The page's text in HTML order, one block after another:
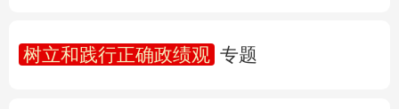
树立和践行正确政绩观 专题